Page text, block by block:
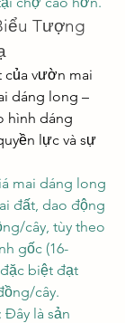
Tượng
của vườn mai
dáng long –
hình dáng
lực và sự
mai dáng long
đất, dao động
cây, tùy theo
gốc (16-
đặc biệt đạt
cây.
Đây là sản